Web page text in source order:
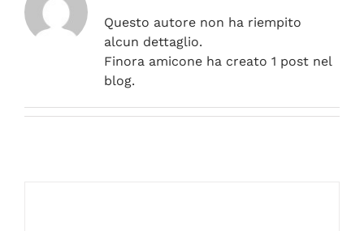
PUNTI VENDITA
DELIVERY ROMA
Questo autore non ha riempito
alcun dettaglio.
Finora amicone ha creato 1 post nel
blog.